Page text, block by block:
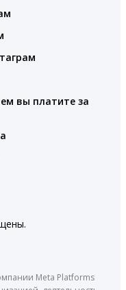
вы платите за
Meta Platforms